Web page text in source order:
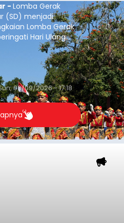
- Lomba Gerak
(SD) menjadi
Lomba Gerak
Hari Ulang
Republik
Gianyar.
08/09/2026 - 17:18